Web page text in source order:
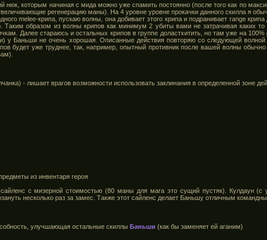
которым начиная с мида можно уже спамить постоянно (после того как по
регенерацию маны). На 4 уровне уровне прокачки данного скилла я
melee-крипа, пускаю волны, она добивает этого крипа и подранивает range крипа
образом из волны крипов как минимум 2 убиты вами не затрачивая каких то
Далее стараюсь и остальных крипов в группе доластхитить, но там уже на
у Баньши не очень хорошая. Описанные действия повторяю со следующей волной
будет уже труднее, так, например, опытный противник после вашей волны
- лишает врагов возможности использовать заклинания в определенной зоне
из инвентаря героя
с мизерной стоимостью (80 маны для мага это сущий пустяк). Кулдаун (с
несколько раз за замес. Также этот сайленс делает Баньшу отличным
улучшающая остальные скиллы Баньши (как бы заменяет ей аганим)